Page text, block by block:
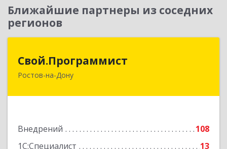
Ближайшие партнеры из соседних
регионов
Свой.Программист
Ростов-на-Дону
Внедрений
108
1С:Специалист
13
344064, Ростовская обл, Ростов-на-Дону г,